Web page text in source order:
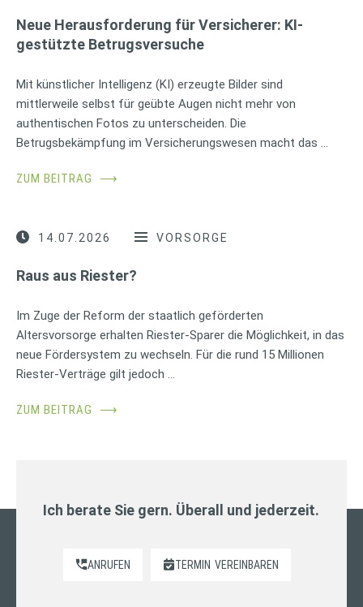
Neue Herausforderung für Versicherer: KI-
gestützte Betrugsversuche
Mit künstlicher Intelligenz (KI) erzeugte Bilder sind
mittlerweile selbst für geübte Augen nicht mehr von
authentischen Fotos zu unterscheiden. Die
Betrugsbekämpfung im Versicherungswesen macht das …
ZUM BEITRAG ⟶
14.07.2026 VORSORGE
Raus aus Riester?
Im Zuge der Reform der staatlich geförderten
Altersvorsorge erhalten Riester-Sparer die Möglichkeit, in das
neue Fördersystem zu wechseln. Für die rund 15 Millionen
Riester-Verträge gilt jedoch …
ZUM BEITRAG ⟶
Ich berate Sie gern. Überall und jederzeit.
ANRUFEN TERMIN VEREINBAREN